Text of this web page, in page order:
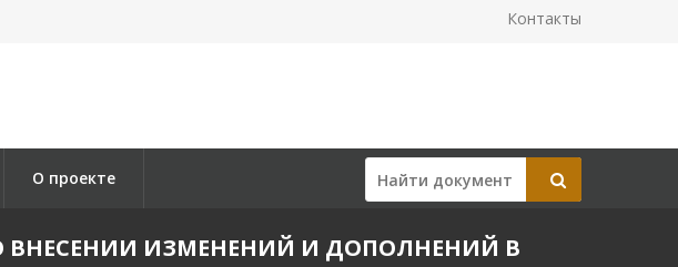
Контакты
О проекте
ВНЕСЕНИИ ИЗМЕНЕНИЙ И ДОПОЛНЕНИЙ В